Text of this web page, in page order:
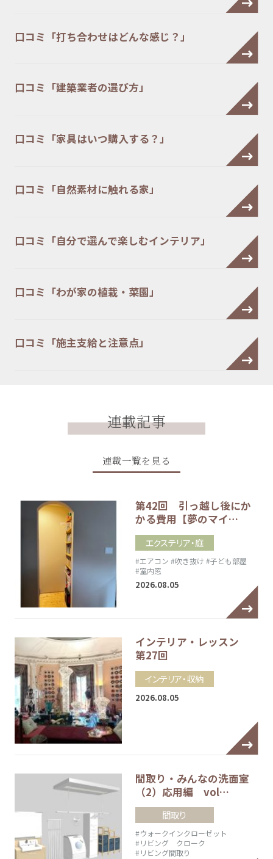
口コミ「打ち合わせはどんな感じ？」
口コミ「建築業者の選び方」
口コミ「家具はいつ購入する？」
口コミ「自然素材に触れる家」
口コミ「自分で選んで楽しむインテリア」
口コミ「わが家の植栽・菜園」
口コミ「施主支給と注意点」
連載記事
連載一覧を見る
第42回 引っ越し後にか
かる費用【夢のマイ…
エクステリア・庭
#エアコン #吹き抜け #子ども部屋
#室内窓
2026.08.05
インテリア・レッスン
第27回
インテリア・収納
2026.08.05
間取り・みんなの洗面室
（2）応用編 vol…
間取り
#ウォークインクローゼット
#リビング クローク
#リビング間取り